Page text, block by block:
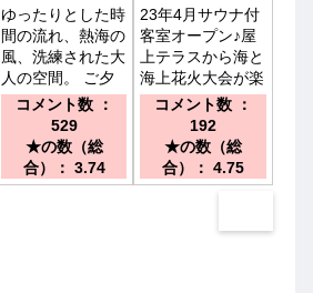
ゆったりとした時
間の流れ、熱海の
風、洗練された大
人の空間。 ご夕
食時間7０分飲み
放題付／JR 熱海
駅より車で５分、
徒歩１０分
コメント数 ：
529
★の数（総
合）： 3.74
23年4月サウナ付
客室オープン♪屋
上テラスから海と
海上花火大会が楽
しめるホテル。／
ＪＲ東海道線・熱
海駅より車で約
10分
コメント数 ：
192
★の数（総
合）： 4.75